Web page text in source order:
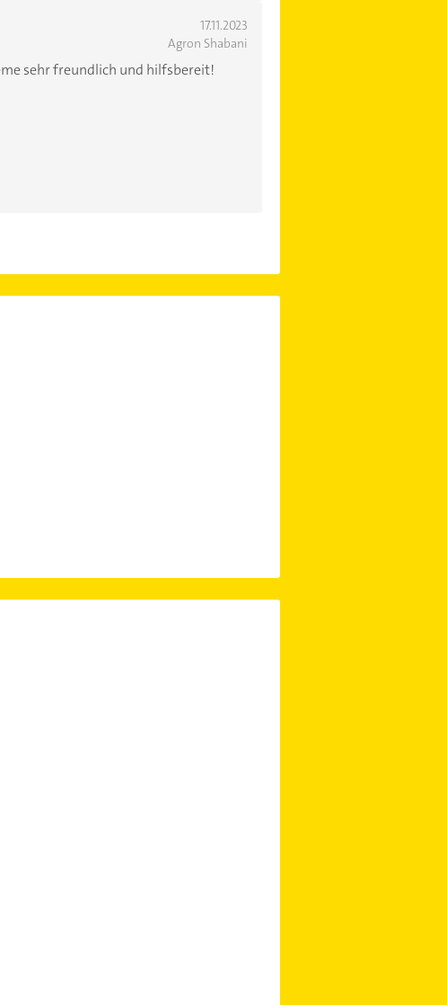
17.11.2023
Agron Shabani
sehr freundlich und hilfsbereit!